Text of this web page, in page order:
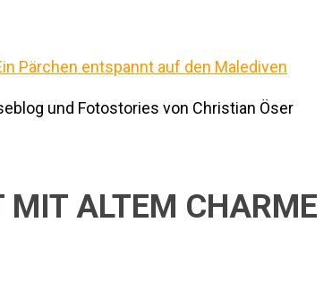
und Fotostories von Christian Öser
MIT ALTEM CHARME